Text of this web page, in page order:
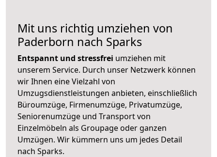
Mit uns richtig umziehen von
Paderborn nach Sparks
Entspannt und stressfrei umziehen mit
unserem Service. Durch unser Netzwerk können
wir Ihnen eine Vielzahl von
Umzugsdienstleistungen anbieten, einschließlich
Büroumzüge, Firmenumzüge, Privatumzüge,
Seniorenumzüge und Transport von
Einzelmöbeln als Groupage oder ganzen
Umzügen. Wir kümmern uns um jedes Detail
nach Sparks.